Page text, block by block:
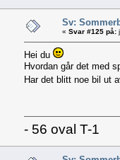
Sv:
« Svar #125 på:
Hei du
Hvordan går det med
Har det blitt noe bil ut
- 56 oval T-1